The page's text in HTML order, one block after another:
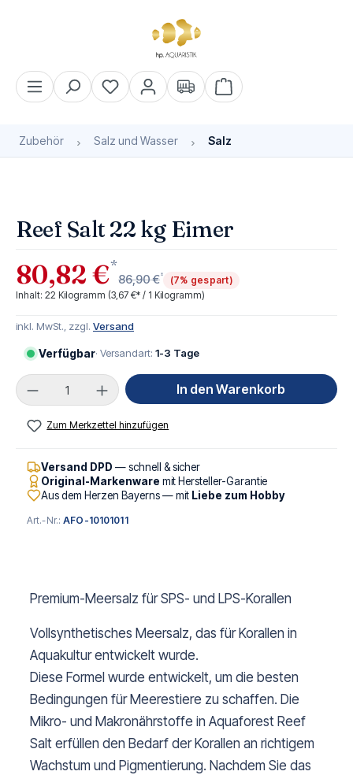
Warenkorb enthält 0
Zubehör Salz und Wasser Salz
Reef Salt 22 kg Eimer
80,82 €*
86,90 €*
(7% gespart)
Inhalt: 22 Kilogramm (3,67 €* / 1 Kilogramm)
inkl. MwSt., zzgl. Versand
Verfügbar· Versandart: 1-3 Tage
Produkt Anzahl: Gib den gewünschten Wert
In den Warenkorb
Zum Merkzettel hinzufügen
Versand DPD — schnell & sicher
Original-Markenware mit Hersteller-Garantie
Aus dem Herzen Bayerns — mit Liebe zum Hobby
Art.-Nr.:AFO-10101011
Premium-Meersalz für SPS- und LPS-Korallen
Vollsynthetisches Meersalz, das für Korallen in
Aquakultur entwickelt wurde.
Diese Formel wurde entwickelt, um die besten
Bedingungen für Meerestiere zu schaffen. Die
Mikro- und Makronährstoffe in Aquaforest Reef
Salt erfüllen den Bedarf der Korallen an richtigem
Wachstum und Pigmentierung. Nachdem Sie das